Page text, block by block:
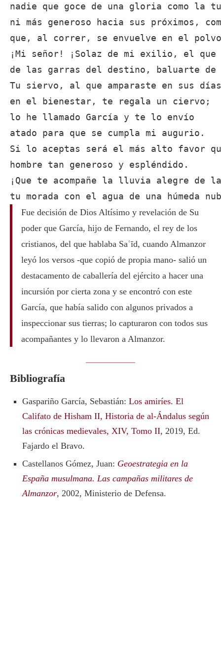
nadie que goce de una gloria como
ni más generoso hacia sus próximos,
que, al correr, se envuelve en el
¡Mi señor! ¡Solaz de mi exilio, el que
de las garras del destino, baluarte
Tu siervo, al que amparaste en sus
en el bienestar, te regala un ciervo;
lo he llamado García y te lo envío
atado para que se cumpla mi augurio.
Si lo aceptas será el más alto favor
hombre tan generoso y espléndido.
¡Que te acompañe la lluvia alegre de la
tu morada con el agua de una húmeda
Fue decisión de Dios Altísimo y revelación de Su
poder que García, hijo de Fernando, el rey de los
cristianos, del que hablaba Saʿīd, cuando Almanzor
leyó los versos -que copió de propia mano- salió un
destacamento de caballería del ejército a hacer una
incursión por cierta zona y se encontró con este
García, que había salido con algunos privados a
inspeccionar sus tierras; lo capturaron con todos sus
acompañantes y lo llevaron a Almanzor.
Bibliografía
Gaspariño García, Sebastián: Los amiríes. El
Califato de Hisham II, Historia de al-Ándalus según
las crónicas medievales, XIV, Tomo II, 2019, Ed.
Fajardo el Bravo.
Castellanos Gómez, Juan: Geoestrategia en la
España musulmana. Las campañas militares de
Almanzor, 2002, Ministerio de Defensa.